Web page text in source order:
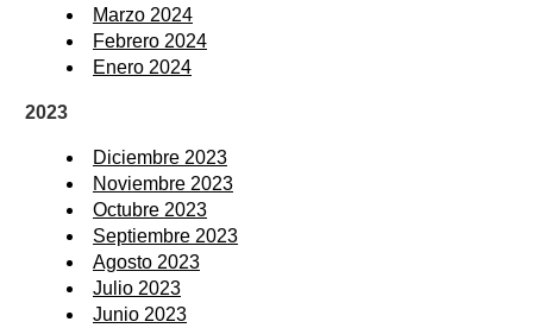
Marzo 2024
Febrero 2024
Enero 2024
2023
Diciembre 2023
Noviembre 2023
Octubre 2023
Septiembre 2023
Agosto 2023
Julio 2023
Junio 2023